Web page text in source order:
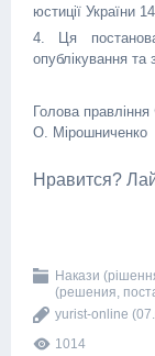
юстиції України
4. Ця
опублікування та
Голова
О. Мірошниченко
Нравится?
Накази
(решения,
yurist-online
1014